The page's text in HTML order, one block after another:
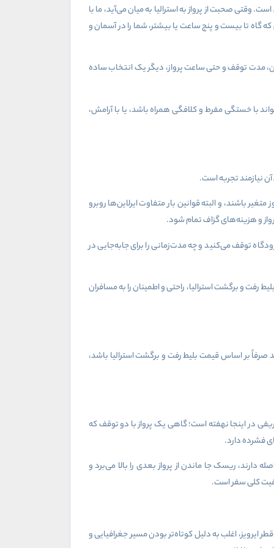
وقتی صحبت از پرواز به استرالیا به میان می‌آید، ما با
گاه تا بیست و پنج ساعت یا بیشتر، شما را در آسمان و
مدت توقف و حتی ساعت پرواز، دیگر یک انتخاب ساده
با خستگی مفرط و کلافگی همراه باشد، یا با آرامش،
نیازمند تجربه است.
باشند، و البته قوانین بار متفاوت ایرلاین‌ها روبرو
و هزینه‌های گزاف تمام شود.
توقف می‌کنید و چه مدت‌زمانی را برای جابه‌جایی در
و برگشت استرالیا، راحتی و اطمینان را به مسافران
بر اساس قیمت بلیط رفت و برگشت استرالیا باشد،
در اینجا نهفته است؛ گاهی یک پرواز با دو توقف که
فشرده دارد.
ریسک جا ماندن از پرواز بعدی را بالا می‌برد و
کلی سفر است.
اغلب به دلیل کوتاه‌تر بودن مسیر جغرافیایی و